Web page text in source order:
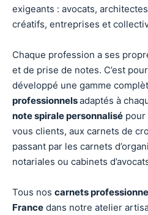
exigeants : avocats,
créatifs, entreprises et
Chaque profession a ses
et de prise de notes. C’est
développé une gamme
professionnelsadaptés à
note spirale personnalisé
vous clients, aux carnets de
passant par les carnets
notariales ou cabinets
Tous nos carnets
France dans notre atelier